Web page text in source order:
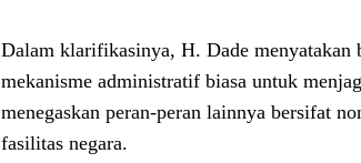
Dalam klarifikasinya, H. Dade menyatakan
mekanisme administratif biasa untuk
menegaskan peran-peran lainnya bersifat
fasilitas negara.